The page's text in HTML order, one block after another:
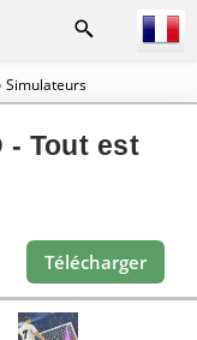
Simulateurs
- Tout est
Télécharger